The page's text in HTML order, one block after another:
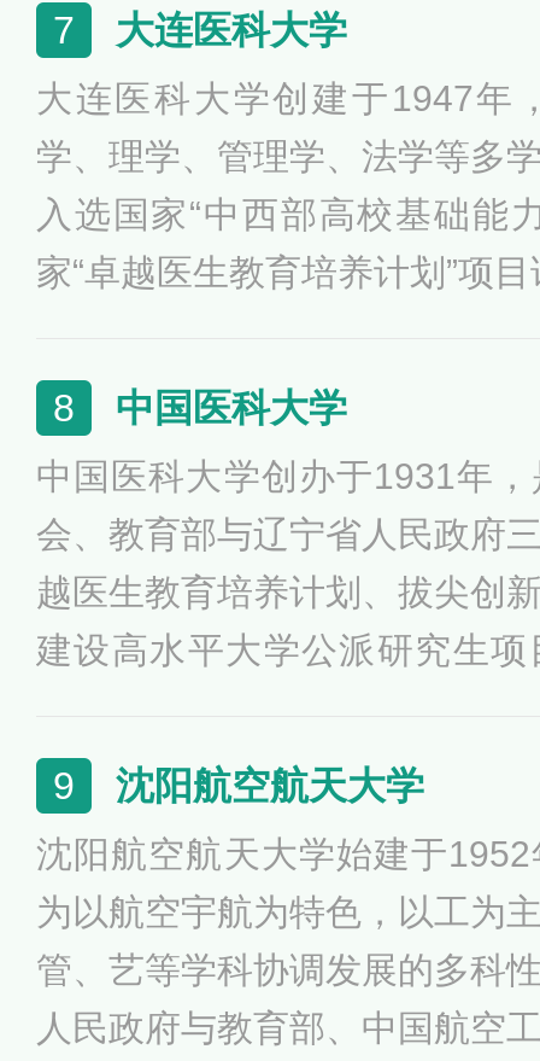
目、国家级大学生创新创业训
创业教育改革示范高校、国家
地，为中国自由贸易试验区研
7 大连医科大学
大连医科大学创建于1947年
学、理学、管理学、法学等多
入选国家“中西部高校基础能
家“卓越医生教育培养计划”项
研究生项目、中国政府奖学金
辽宁省第二批转型发展试点高
点建设高校。
8 中国医科大学
中国医科大学创办于1931年
会、教育部与辽宁省人民政府
越医生教育培养计划、拔尖创
建设高水平大学公派研究生
金来华留学生接收院校。入选
设高校，成为“国内高水平大学
9 沈阳航空航天大学
沈阳航空航天大学始建于
为以航空宇航为特色，以工为
管、艺等学科协调发展的多科
人民政府与教育部、中国航空